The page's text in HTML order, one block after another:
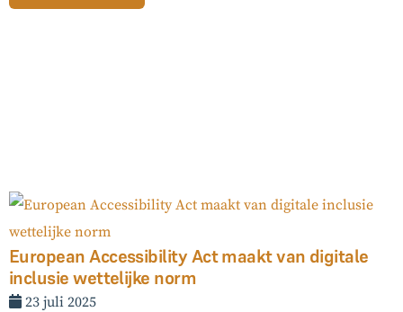
European Accessibility Act maakt van digitale
inclusie wettelijke norm
23 juli 2025